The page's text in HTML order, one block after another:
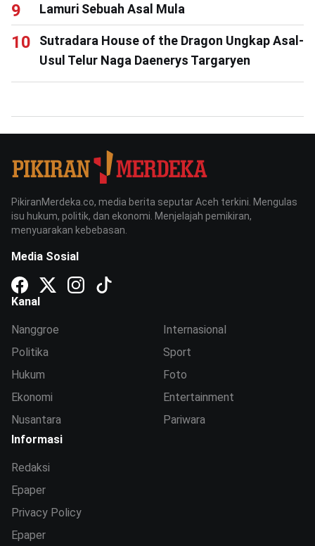
Lamuri Sebuah Asal Mula
Sutradara House of the Dragon Ungkap Asal-
Usul Telur Naga Daenerys Targaryen
PikiranMerdeka.co, media berita seputar Aceh terkini. Mengulas
isu hukum, politik, dan ekonomi. Menjelajah pemikiran,
menyuarakan kebebasan.
Media Sosial
Kanal
Nanggroe
Politika
Hukum
Ekonomi
Nusantara
Internasional
Sport
Foto
Entertainment
Pariwara
Informasi
Redaksi
Epaper
Privacy Policy
Epaper